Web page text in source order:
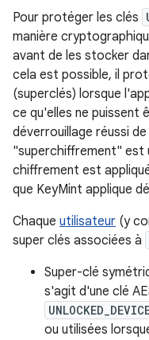
Pour protéger les clés
manière
avant de les stocker
cela est possible, il
(superclés) lorsque
ce qu'elles ne puissent
déverrouillage réussi
"superchiffrement" est
chiffrement est
que KeyMint applique
Chaque utilisateur (y
super clés associées à
Super-clé
s'agit d'une clé
ou utilisées